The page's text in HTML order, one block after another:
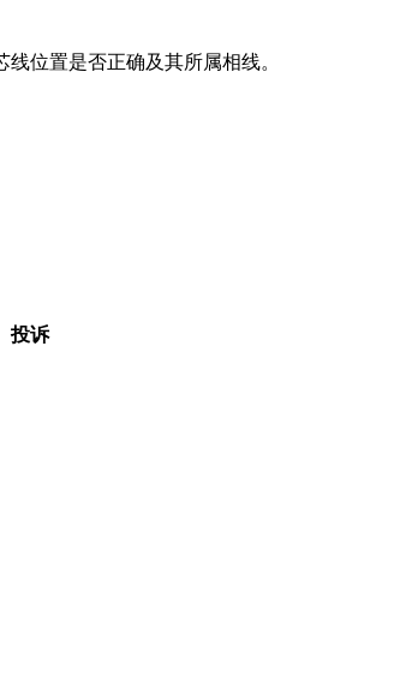
位置是否正确及其所属相线。
投诉